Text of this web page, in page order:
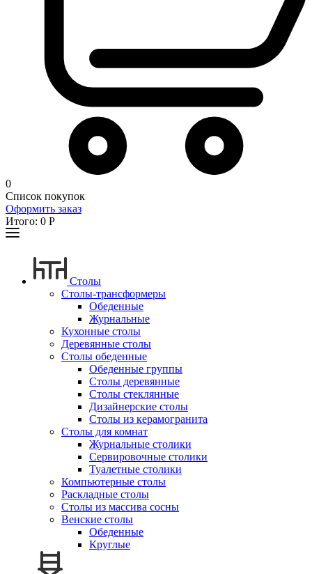
0
Список покупок
Оформить заказ
Итого: 0 Р
Столы
Столы-трансформеры
Обеденные
Журнальные
Кухонные столы
Деревянные столы
Столы обеденные
Обеденные группы
Столы деревянные
Столы стеклянные
Дизайнерские столы
Столы из керамогранита
Столы для комнат
Журнальные столики
Сервировочные столики
Туалетные столики
Компьютерные столы
Раскладные столы
Столы из массива сосны
Венские столы
Обеденные
Круглые